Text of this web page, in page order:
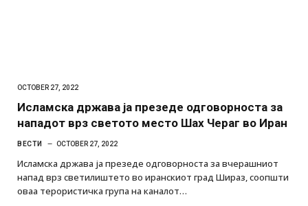
OCTOBER 27, 2022
Исламска држава ја презеде одговорноста за
нападот врз светото место Шах Чераг во Иран
ВЕСТИ OCTOBER 27, 2022
Исламска држава ја презеде одговорноста за вчерашниот
напад врз светилиштето во иранскиот град Шираз, соопшти
оваа терористичка група на каналот…